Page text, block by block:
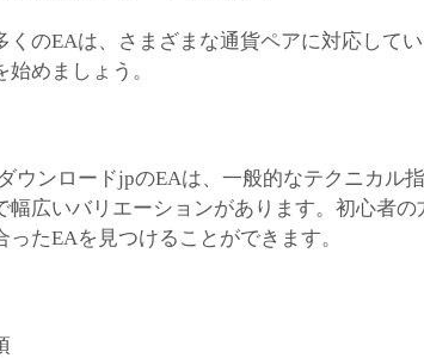
くのEAは、さまざまな通貨ペアに対応して
始めましょう。
ウンロードjpのEAは、一般的なテクニカル
幅広いバリエーションがあります。初心者
ったEAを見つけることができます。